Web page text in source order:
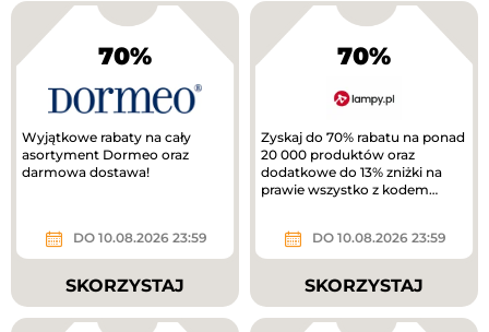
70%
Wyjątkowe rabaty na cały
asortyment Dormeo oraz
darmowa dostawa!
DO 10.08.2026 23:59
SKORZYSTAJ
70%
Zyskaj do 70% rabatu na ponad
20 000 produktów oraz
dodatkowe do 13% zniżki na
prawie wszystko z kodem
DO 10.08.2026 23:59
SKORZYSTAJ